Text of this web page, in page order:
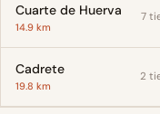
Cuarte de Huerva
14.9 km
7
Cadrete
19.8 km
2